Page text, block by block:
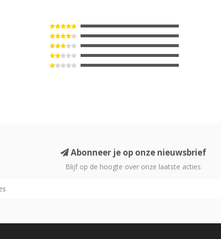
Abonneer je op onze nieuwsbrief
Blijf op de hoogte over onze laatste acties